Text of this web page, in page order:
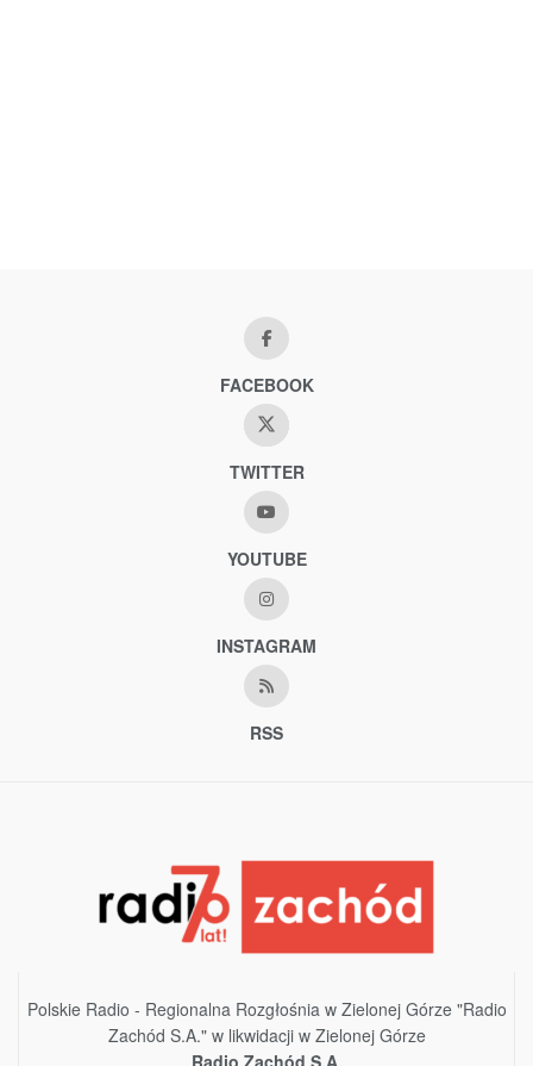
FACEBOOK
TWITTER
YOUTUBE
INSTAGRAM
RSS
Polskie Radio - Regionalna Rozgłośnia w Zielonej Górze "Radio
Zachód S.A." w likwidacji w Zielonej Górze
Radio Zachód S.A.